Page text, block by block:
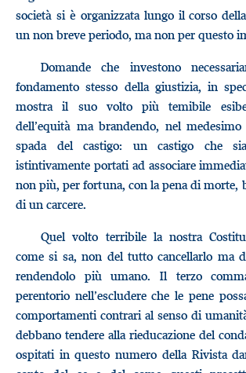
società si è organizzata lungo il corso
un non breve periodo, ma non per questo
Domande che investono
fondamento stesso della giustizia, in
mostra il suo volto più temibile
dell’equità ma brandendo, nel
spada del castigo: un castigo che
istintivamente portati ad associare
non più, per fortuna, con la pena di morte,
di un carcere.
Quel volto terribile la nostra
come si sa, non del tutto cancellarlo ma
rendendolo più umano. Il terzo
perentorio nell’escludere che le pene
comportamenti contrari al senso di
debbano tendere alla rieducazione del
ospitati in questo numero della Rivista